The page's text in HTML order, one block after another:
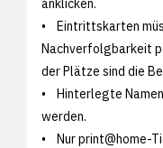
anklicken.
• Eintrittskarten
Nachverfolgbarkeit
der Plätze sind die
• Hinterlegte
werden.
• Nur print@home-